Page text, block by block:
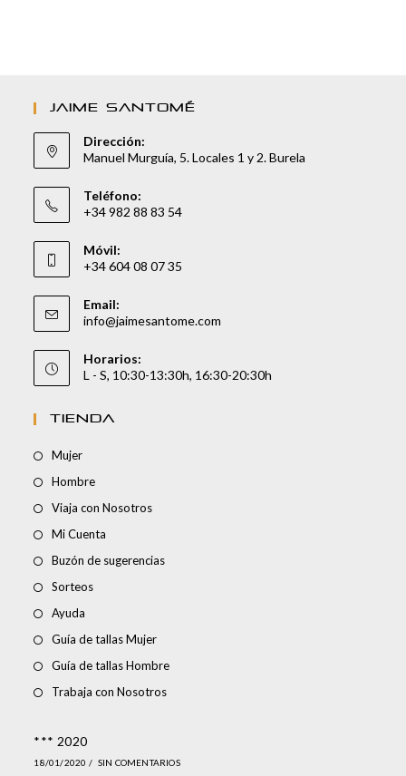
JAIME SANTOMÉ
Dirección:
Manuel Murguía, 5. Locales 1 y 2. Burela
Teléfono:
+34 982 88 83 54
Móvil:
+34 604 08 07 35
Email:
info@jaimesantome.com
Horarios:
L - S, 10:30-13:30h, 16:30-20:30h
TIENDA
Mujer
Hombre
Viaja con Nosotros
Mi Cuenta
Buzón de sugerencias
Sorteos
Ayuda
Guía de tallas Mujer
Guía de tallas Hombre
Trabaja con Nosotros
*** 2020
18/01/2020 / SIN COMENTARIOS